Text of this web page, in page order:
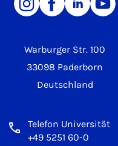
Warburger Str. 100
33098 Paderborn
Deutschland
Telefon Universität
+49 5251 60-0